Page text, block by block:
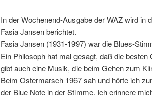
In der Wochenend-Ausgabe der WAZ wird in
Fasia Jansen berichtet.
Fasia Jansen (1931-1997) war die Blues-
Ein Philosoph hat mal gesagt, daß die
gibt auch eine Musik, die beim Gehen zum
Beim Ostermarsch 1967 sah und hörte ich
der Blue Note in der Stimme. Ich erinnere